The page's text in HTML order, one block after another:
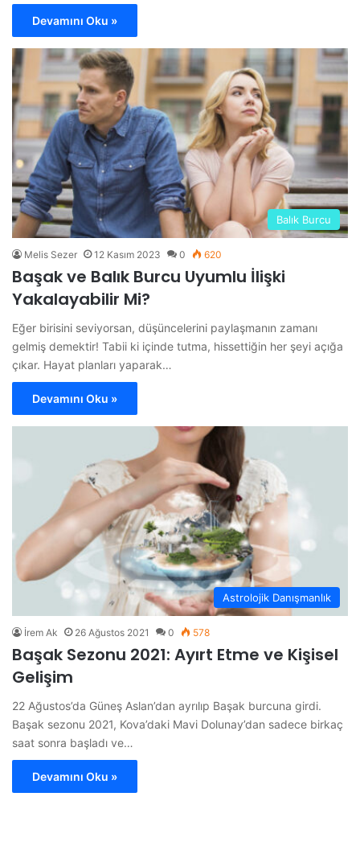
Devamını Oku »
Balık Burcu
Melis Sezer 12 Kasım 2023 0 620
Başak ve Balık Burcu Uyumlu İlişki
Yakalayabilir Mi?
Eğer birisini seviyorsan, düşüncelerini paylaşmanın zamanı
gelmiş demektir! Tabii ki içinde tutma, hissettiğin her şeyi açığa
çıkar. Hayat planları yaparak…
Devamını Oku »
Astrolojik Danışmanlık
İrem Ak 26 Ağustos 2021 0 578
Başak Sezonu 2021: Ayırt Etme ve Kişisel
Gelişim
22 Ağustos’da Güneş Aslan’dan ayrılıp Başak burcuna girdi.
Başak sezonu 2021, Kova’daki Mavi Dolunay’dan sadece birkaç
saat sonra başladı ve…
Devamını Oku »